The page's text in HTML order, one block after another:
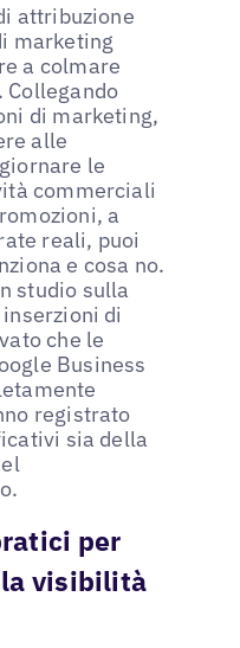
attribuzione
marketing
a colmare
Collegando
di marketing,
alle
le
commerciali
a
reali, puoi
e cosa no.
studio sulla
di
che le
Business
registrato
sia della
per
visibilità